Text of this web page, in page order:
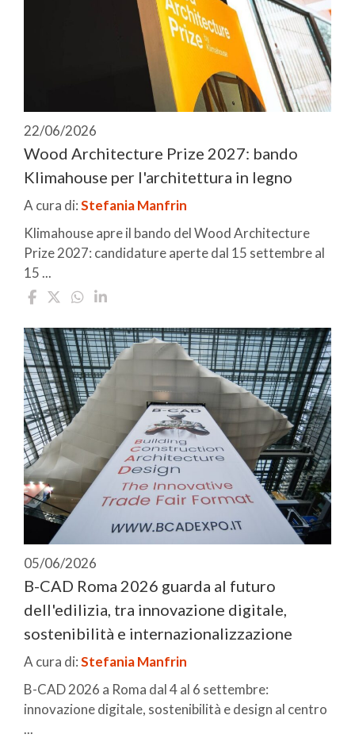
22/06/2026
Wood Architecture Prize 2027: bando
Klimahouse per l'architettura in legno
A cura di:Stefania Manfrin
Klimahouse apre il bando del Wood Architecture
Prize 2027: candidature aperte dal 15 settembre al
15 ...
05/06/2026
B-CAD Roma 2026 guarda al futuro
dell'edilizia, tra innovazione digitale,
sostenibilità e internazionalizzazione
A cura di:Stefania Manfrin
B-CAD 2026 a Roma dal 4 al 6 settembre:
innovazione digitale, sostenibilità e design al centro
...